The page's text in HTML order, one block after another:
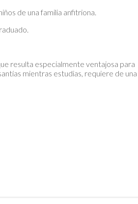
de una familia anfitriona.
resulta especialmente ventajosa para
mientras estudias, requiere de una